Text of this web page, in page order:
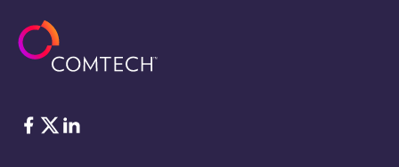
Facebook
Twitter
LinkedIn